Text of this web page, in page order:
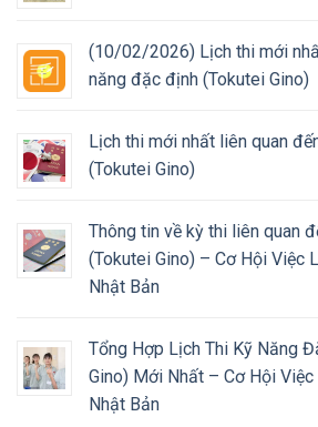
(10/02/2026) Lịch thi mới
năng đặc định (Tokutei Gino)
Lịch thi mới nhất liên quan
(Tokutei Gino)
Thông tin về kỳ thi liên quan
(Tokutei Gino) – Cơ Hội Việc
Nhật Bản
Tổng Hợp Lịch Thi Kỹ Năng
Gino) Mới Nhất – Cơ Hội
Nhật Bản